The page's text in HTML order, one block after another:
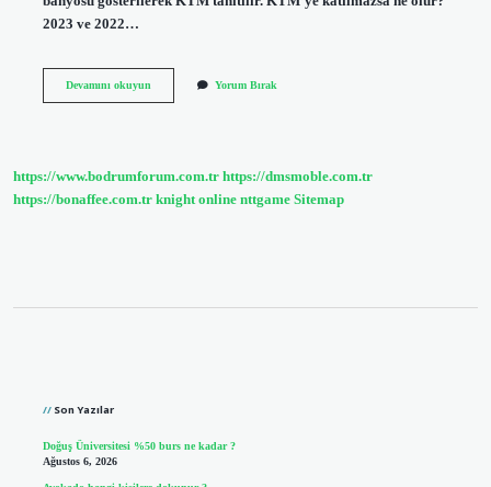
2023 ve 2022…
Devamını okuyunKtm
Yorum Bırak
https://www.bodrumforum.com.tr https://dmsmoble.com.tr
https://bonaffee.com.tr knight online nttgame Sitemap
Son Yazılar
Doğuş Üniversitesi %50 burs ne kadar ?
Ağustos 6, 2026